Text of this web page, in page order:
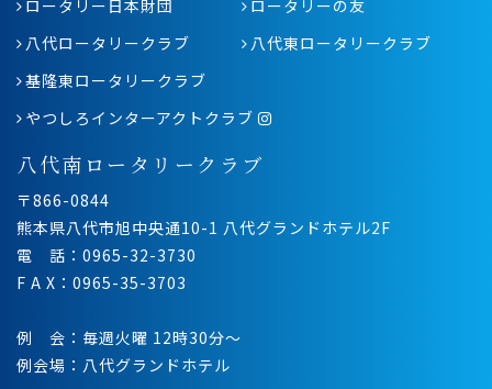
ロータリー日本財団
ロータリーの友
八代ロータリークラブ
八代東ロータリークラブ
基隆東ロータリークラブ
やつしろインターアクトクラブ
八代南ロータリークラブ
〒866-0844
熊本県八代市旭中央通10-1 八代グランドホテル2F
電 話：0965-32-3730
F A X：0965-35-3703
例 会：毎週火曜 12時30分〜
例会場：八代グランドホテル